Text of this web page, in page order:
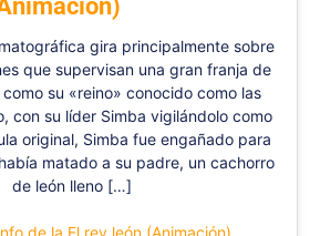
gira principalmente sobre
que supervisan una gran franja de
su «reino» conocido como las
con su líder Simba vigilándolo como
original, Simba fue engañado para
matado a su padre, un cachorro
de león lleno […]
de la El rey león (Animación)